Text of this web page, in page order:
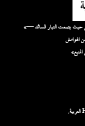
«نحن نُضخّم الأصوات التي لها قيمة، ونروي قصصًا تبدأ من حيث يصمت التيار السائد —